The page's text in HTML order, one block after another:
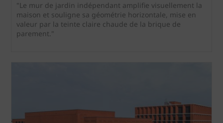
"Le mur de jardin indépendant amplifie visuellement la
maison et souligne sa géométrie horizontale, mise en
valeur par la teinte claire chaude de la brique de
parement."